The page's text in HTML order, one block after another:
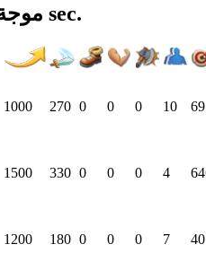
موجة№ 4 - بدء المعركة 25 sec.
1000 270 0 0 0 10
1500 330 0 0 0 4
1200 180 0 0 0 7